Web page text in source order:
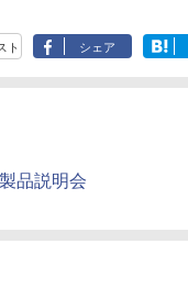
ト シェア
品説明会